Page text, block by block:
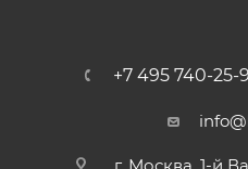
+7 495 740-25-